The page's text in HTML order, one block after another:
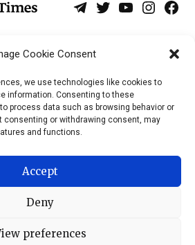
Cookie Consent
we use technologies like cookies to
information. Consenting to these
process data such as browsing behavior or
consenting or withdrawing consent, may
and functions.
Accept
Deny
preferences
Telegram
TwitterYouTubeInstagram